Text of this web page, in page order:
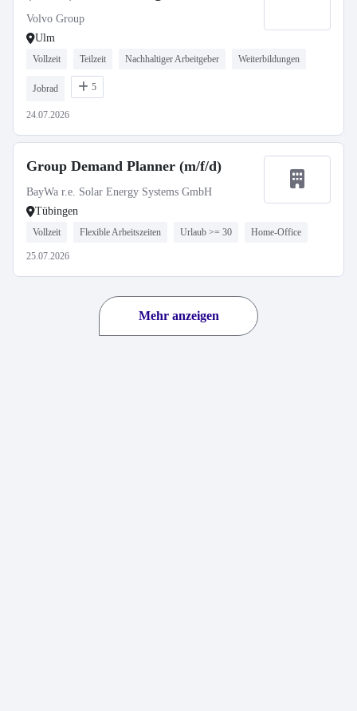
Volvo Group
Ulm
Vollzeit Teilzeit Nachhaltiger Arbeitgeber Weiterbildungen
Jobrad 5
24.07.2026
Group Demand Planner (m/f/d)
BayWa r.e. Solar Energy Systems GmbH
Tübingen
Vollzeit Flexible Arbeitszeiten Urlaub >= 30 Home-Office
25.07.2026
Mehr anzeigen